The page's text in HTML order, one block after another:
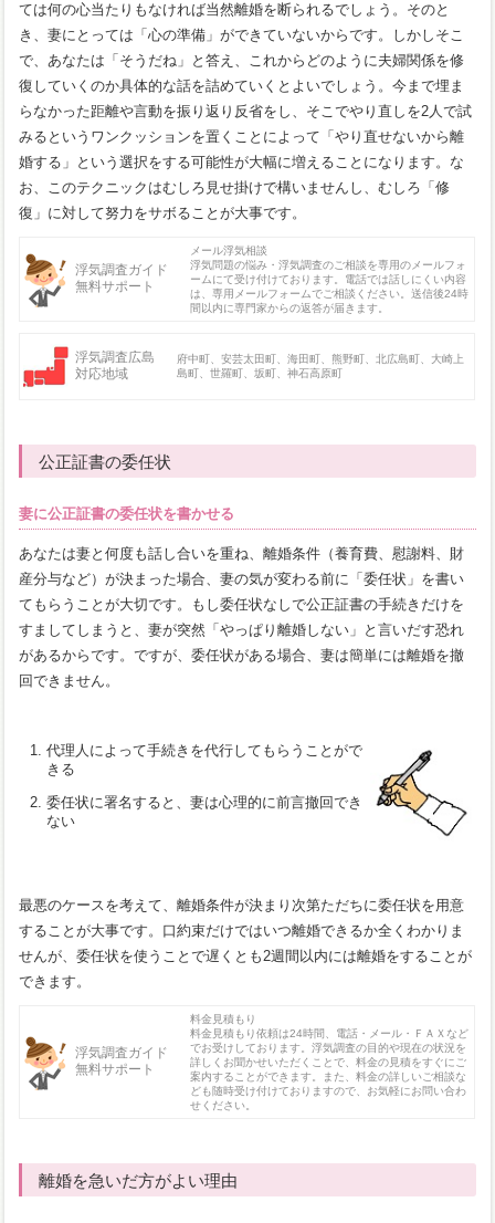
ては何の心当たりもなければ当然離婚を断られるでしょう。そのと
き、妻にとっては「心の準備」ができていないからです。しかしそこ
で、あなたは「そうだね」と答え、これからどのように夫婦関係を修
復していくのか具体的な話を詰めていくとよいでしょう。今まで埋ま
らなかった距離や言動を振り返り反省をし、そこでやり直しを2人で試
みるというワンクッションを置くことによって「やり直せないから離
婚する」という選択をする可能性が大幅に増えることになります。な
お、このテクニックはむしろ見せ掛けで構いませんし、むしろ「修
復」に対して努力をサボることが大事です。
浮気調査ガイド
無料サポート
メール浮気相談
浮気問題の悩み・浮気調査のご相談を専用のメールフォ
ームにて受け付けております。電話では話しにくい内容
は、専用メールフォームでご相談ください。送信後24時
間以内に専門家からの返答が届きます。
浮気調査広島
対応地域
府中町、安芸太田町、海田町、熊野町、北広島町、大崎上
島町、世羅町、坂町、神石高原町
公正証書の委任状
妻に公正証書の委任状を書かせる
あなたは妻と何度も話し合いを重ね、離婚条件（養育費、慰謝料、財
産分与など）が決まった場合、妻の気が変わる前に「委任状」を書い
てもらうことが大切です。もし委任状なしで公正証書の手続きだけを
すましてしまうと、妻が突然「やっぱり離婚しない」と言いだす恐れ
があるからです。ですが、委任状がある場合、妻は簡単には離婚を撤
回できません。
代理人によって手続きを代行してもらうことがで
きる
委任状に署名すると、妻は心理的に前言撤回でき
ない
最悪のケースを考えて、離婚条件が決まり次第ただちに委任状を用意
することが大事です。口約束だけではいつ離婚できるか全くわかりま
せんが、委任状を使うことで遅くとも2週間以内には離婚をすることが
できます。
浮気調査ガイド
無料サポート
料金見積もり
料金見積もり依頼は24時間、電話・メール・ＦＡＸなど
でお受けしております。浮気調査の目的や現在の状況を
詳しくお聞かせいただくことで、料金の見積をすぐにご
案内することができます。また、料金の詳しいご相談な
ども随時受け付けておりますので、お気軽にお問い合わ
せください。
離婚を急いだ方がよい理由